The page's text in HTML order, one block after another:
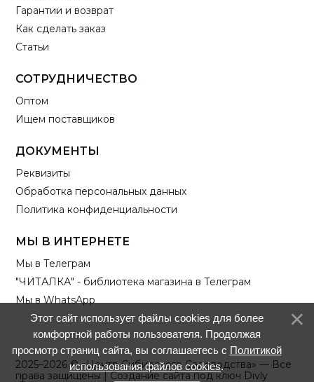
Гарантии и возврат
Как сделать заказ
Статьи
СОТРУДНИЧЕСТВО
Оптом
Ищем поставщиков
ДОКУМЕНТЫ
Реквизиты
Обработка персональных данных
Политика конфиденциальности
МЫ В ИНТЕРНЕТЕ
Мы в Телеграм
"ЧИТАЛКА" - библиотека магазина в Телеграм
Мы в WhatsApp
2025–2026 © «Центр Сибирского Садоводства» — Все
права защищены |Создание сайта под ключ Divly
Этот сайт использует файлы cookies для более
комфортной работы пользователя. Продолжая
просмотр страниц сайта, вы соглашаетесь с Политикой
использования файлов cookies.